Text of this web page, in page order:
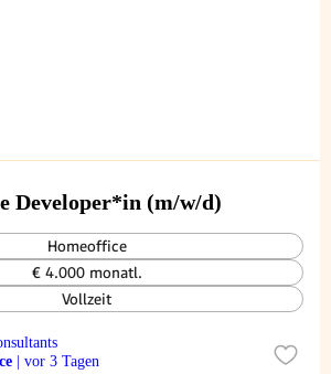
Developer*in (m/w/d)
Homeoffice
€ 4.000 monatl.
Vollzeit
| vor 3 Tagen